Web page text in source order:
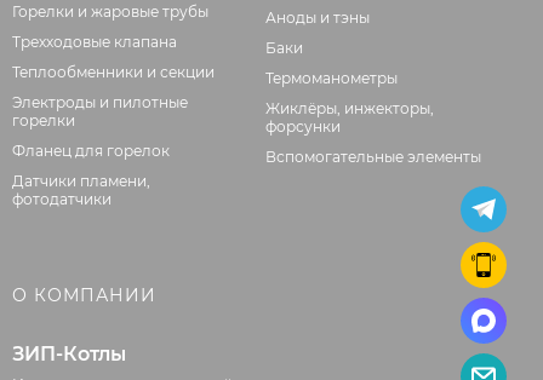
Горелки и жаровые трубы
Трехходовые клапана
Теплообменники и секции
Электроды и пилотные
горелки
Фланец для горелок
Датчики пламени,
фотодатчики
Аноды и тэны
Баки
Термоманометры
Жиклёры, инжекторы,
форсунки
Вспомогательные элементы
О КОМПАНИИ
ЗИП-Котлы